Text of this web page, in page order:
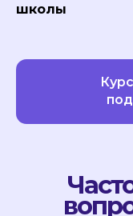
школы